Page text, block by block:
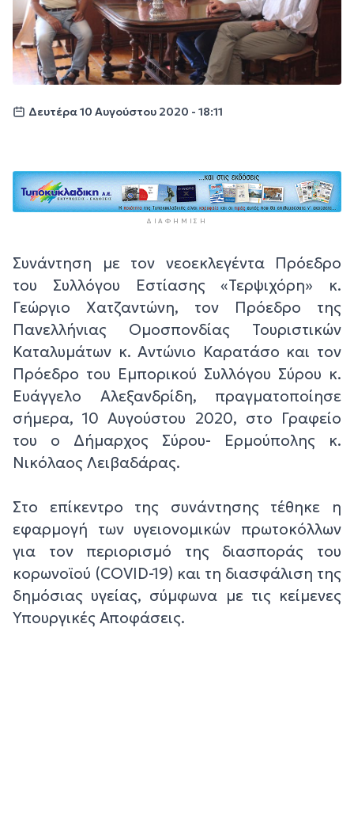
Δευτέρα 10 Αυγούστου 2020 - 18:11
ΔΙΑΦΉΜΙΣΗ
Συνάντηση με τον νεοεκλεγέντα Πρόεδρο
του Συλλόγου Εστίασης «Τερψιχόρη» κ.
Γεώργιο Χατζαντώνη, τον Πρόεδρο της
Πανελλήνιας Ομοσπονδίας Τουριστικών
Καταλυμάτων κ. Αντώνιο Καρατάσο και τον
Πρόεδρο του Εμπορικού Συλλόγου Σύρου κ.
Ευάγγελο Αλεξανδρίδη, πραγματοποίησε
σήμερα, 10 Αυγούστου 2020, στο Γραφείο
του ο Δήμαρχος Σύρου- Ερμούπολης κ.
Νικόλαος Λειβαδάρας.
Στο επίκεντρο της συνάντησης τέθηκε η
εφαρμογή των υγειονομικών πρωτοκόλλων
για τον περιορισμό της διασποράς του
κορωνοϊού (COVID-19) και τη διασφάλιση της
δημόσιας υγείας, σύμφωνα με τις κείμενες
Υπουργικές Αποφάσεις.